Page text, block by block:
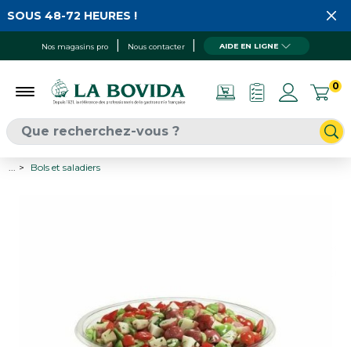
Nos magasins pro Nous contacter AIDE EN LIGNE
0
48-72 HEURES !
Bols et saladiers